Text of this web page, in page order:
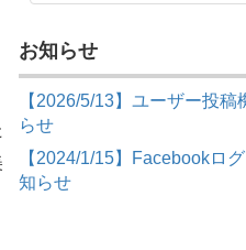
お知らせ
【2026/5/13】ユーザー投稿
らせ
【2024/1/15】Facebookロ
知らせ